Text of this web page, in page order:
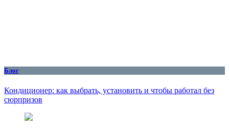
Блог
Кондиционер: как выбрать, установить и чтобы работал без
сюрпризов